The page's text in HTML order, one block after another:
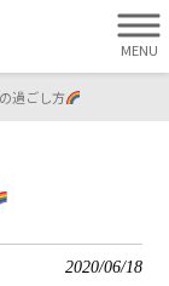
MENU
過ごし方
2020/06/18